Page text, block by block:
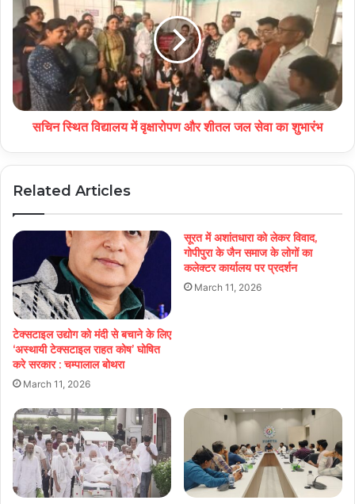
सचिन स्थित विद्यालय में वृक्षारोपण और शीतल जल सेवा का शुभारंभ
Related Articles
टेक्सटाइल उद्योग को मंदी से बचाने के लिए
‘अस्थायी टेक्सटाइल राहत कोष’ घोषित
करे सरकार : चम्पालाल बोथरा
March 11, 2026
सूरत में अशांतधारा को लेकर विवाद,
गोपीपुरा के जैन समाज के लोगों का
कलेक्टर कार्यालय पर प्रदर्शन
March 11, 2026